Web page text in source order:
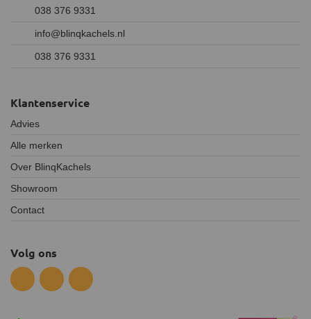
038 376 9331
info@blinqkachels.nl
038 376 9331
Klantenservice
Advies
Alle merken
Over BlinqKachels
Showroom
Contact
Volg ons